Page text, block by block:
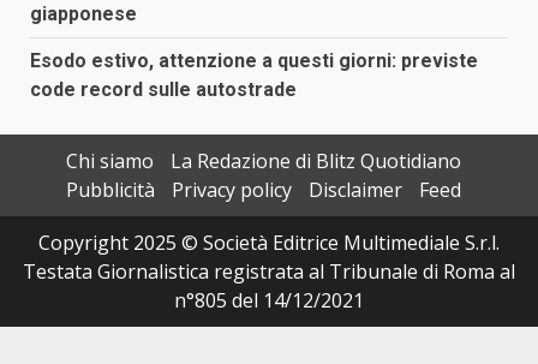
giapponese
Esodo estivo, attenzione a questi giorni: previste
code record sulle autostrade
Chi siamo
La Redazione di Blitz Quotidiano
Pubblicità
Privacy policy Disclaimer
Feed
Copyright 2025 © Società Editrice Multimediale S.r.l.
Testata Giornalistica registrata al Tribunale di Roma al
n°805 del 14/12/2021